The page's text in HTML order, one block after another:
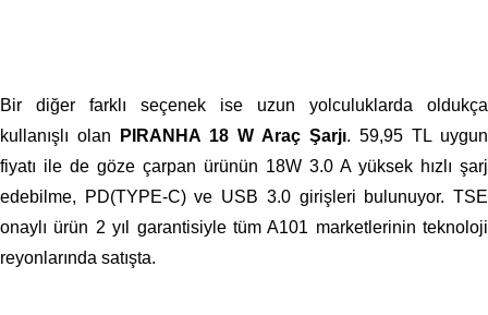
Bir diğer farklı seçenek ise uzun yolculuklarda oldukça
kullanışlı olan PIRANHA 18 W Araç Şarjı. 59,95 TL uygun
fiyatı ile de göze çarpan ürünün 18W 3.0 A yüksek hızlı şarj
edebilme, PD(TYPE-C) ve USB 3.0 girişleri bulunuyor. TSE
onaylı ürün 2 yıl garantisiyle tüm A101 marketlerinin teknoloji
reyonlarında satışta.